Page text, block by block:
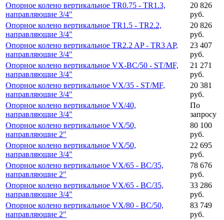
Опорное колено вертикальное TR0.75 - TR1.3,
направляющие 3/4"
20 826
руб.
Опорное колено вертикальное TR1.5 - TR2.2,
направляющие 3/4"
20 826
руб.
Опорное колено вертикальное TR2.2 AP - TR3 AP,
направляющие 3/4"
23 407
руб.
Опорное колено вертикальное VX-BC/50 - ST/MF,
направляющие 3/4"
21 271
руб.
Опорное колено вертикальное VX/35 - ST/MF,
направляющие 3/4"
20 381
руб.
Опорное колено вертикальное VX/40,
направляющие 3/4"
По
запросу
Опорное колено вертикальное VX/50,
направляющие 2"
80 100
руб.
Опорное колено вертикальное VX/50,
направляющие 3/4"
22 695
руб.
Опорное колено вертикальное VX/65 - BC/35,
направляющие 2"
78 676
руб.
Опорное колено вертикальное VX/65 - BC/35,
направляющие 3/4"
33 286
руб.
Опорное колено вертикальное VX/80 - BC/50,
направляющие 2"
83 749
руб.